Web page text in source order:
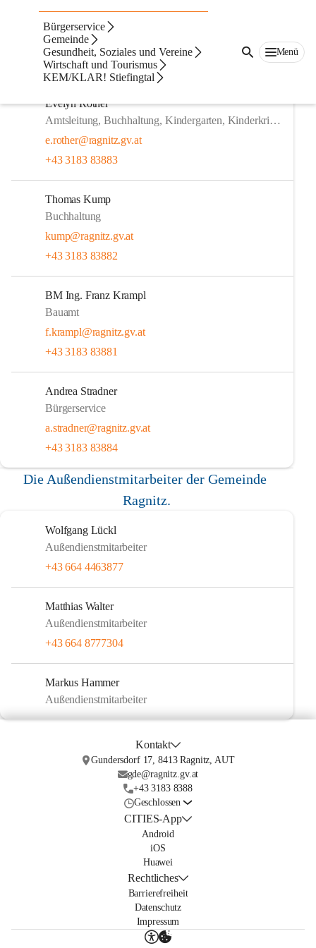
Bürgerservice
Gemeinde
Gesundheit, Soziales und Vereine
Wirtschaft und Tourismus
KEM/KLAR! Stiefingtal
Menü
Verwaltung &
Außendienst
Die Verwaltung von der Gemeinde Ragnitz.
Evelyn Rother
Amtsleitung, Buchhaltung, Kindergarten, Kinderkrippe
e.rother@ragnitz.gv.at
+43 3183 83883
Thomas Kump
Buchhaltung
kump@ragnitz.gv.at
+43 3183 83882
BM Ing. Franz Krampl
Bauamt
f.krampl@ragnitz.gv.at
+43 3183 83881
Andrea Stradner
Bürgerservice
a.stradner@ragnitz.gv.at
+43 3183 83884
Die Außendienstmitarbeiter der Gemeinde
Ragnitz.
Wolfgang Lückl
Außendienstmitarbeiter
+43 664 4463877
Matthias Walter
Außendienstmitarbeiter
+43 664 8777304
Markus Hammer
Außendienstmitarbeiter
Kontakt
Gundersdorf 17, 8413 Ragnitz, AUT
gde@ragnitz.gv.at
+43 3183 8388
Geschlossen
CITIES-App
Android
iOS
Huawei
Rechtliches
Barrierefreiheit
Datenschutz
Impressum